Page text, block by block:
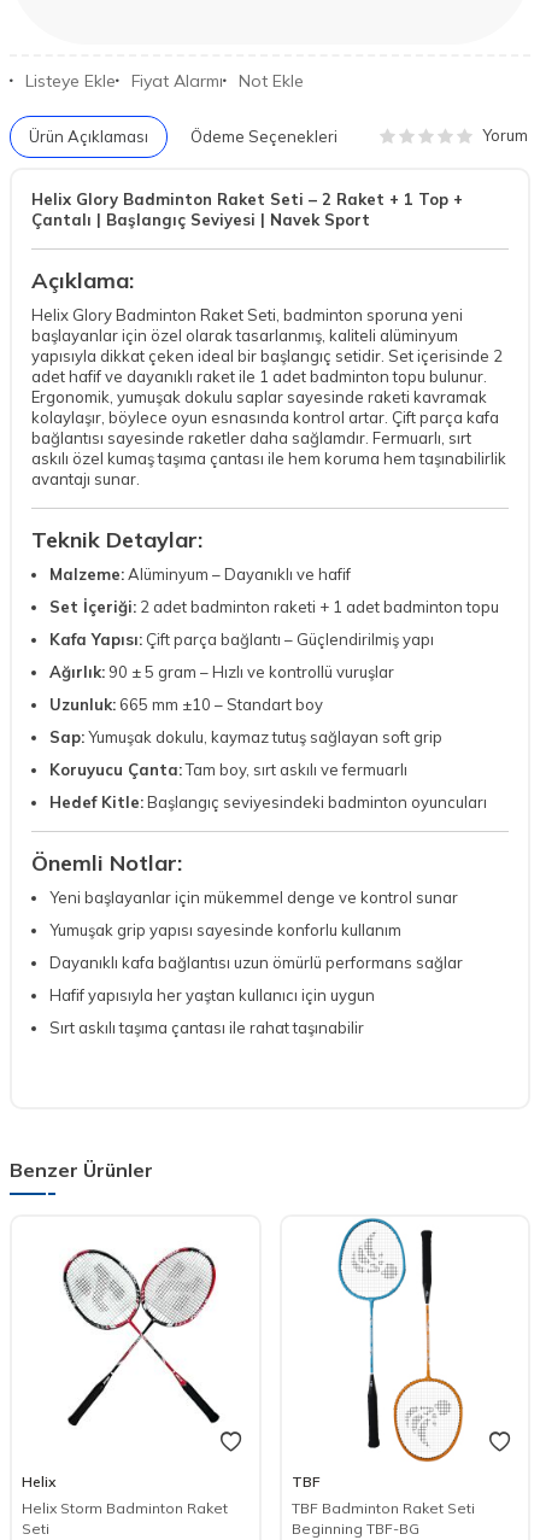
Listeye Ekle Fiyat Alarmı Not Ekle
Ürün Açıklaması Ödeme Seçenekleri Yorum
Helix Glory Badminton Raket Seti – 2 Raket + 1 Top +
Çantalı | Başlangıç Seviyesi | Navek Sport
Açıklama:
Helix Glory Badminton Raket Seti, badminton sporuna yeni
başlayanlar için özel olarak tasarlanmış, kaliteli alüminyum
yapısıyla dikkat çeken ideal bir başlangıç setidir. Set içerisinde 2
adet hafif ve dayanıklı raket ile 1 adet badminton topu bulunur.
Ergonomik, yumuşak dokulu saplar sayesinde raketi kavramak
kolaylaşır, böylece oyun esnasında kontrol artar. Çift parça kafa
bağlantısı sayesinde raketler daha sağlamdır. Fermuarlı, sırt
askılı özel kumaş taşıma çantası ile hem koruma hem taşınabilirlik
avantajı sunar.
Teknik Detaylar:
Malzeme:Alüminyum – Dayanıklı ve hafif
Set İçeriği: 2 adet badminton raketi + 1 adet badminton topu
Kafa Yapısı: Çift parça bağlantı – Güçlendirilmiş yapı
Ağırlık: 90 ± 5 gram – Hızlı ve kontrollü vuruşlar
Uzunluk: 665 mm ±10 – Standart boy
Sap:Yumuşak dokulu, kaymaz tutuş sağlayan soft grip
Koruyucu Çanta:Tam boy, sırt askılı ve fermuarlı
Hedef Kitle:Başlangıç seviyesindeki badminton oyuncuları
Önemli Notlar:
Yeni başlayanlar için mükemmel denge ve kontrol sunar
Yumuşak grip yapısı sayesinde konforlu kullanım
Dayanıklı kafa bağlantısı uzun ömürlü performans sağlar
Hafif yapısıyla her yaştan kullanıcı için uygun
Sırt askılı taşıma çantası ile rahat taşınabilir
Benzer Ürünler
Helix
Helix Storm Badminton Raket
Seti
TBF
TBF Badminton Raket Seti
Beginning TBF-BG